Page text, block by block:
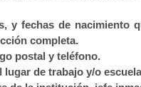
y fechas de nacimiento
completa.
postal y teléfono.
de trabajo y/o